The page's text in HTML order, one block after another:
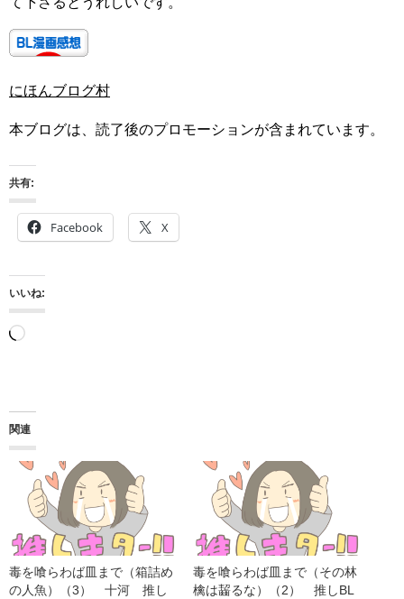
にほんブログ村
本ブログは、読了後のプロモーションが含まれています。
共有:
Facebook X
いいね:
読
み
中…
関連
毒を喰らわば皿まで（箱詰め
の人魚）（3） 十河 推し
毒を喰らわば皿まで（その林
檎は齧るな）（2） 推しBL